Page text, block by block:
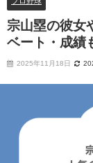
宗山塁の彼女
ベート・成績
2025年11月18日